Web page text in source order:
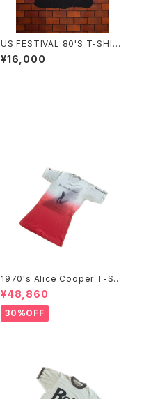
US FESTIVAL 80'S T-SHIR
TS
¥16,000
1970's Alice Cooper T-Shi
rts -1970年代 アリス・クーパ
ーTシャツ-
¥48,860
30%OFF